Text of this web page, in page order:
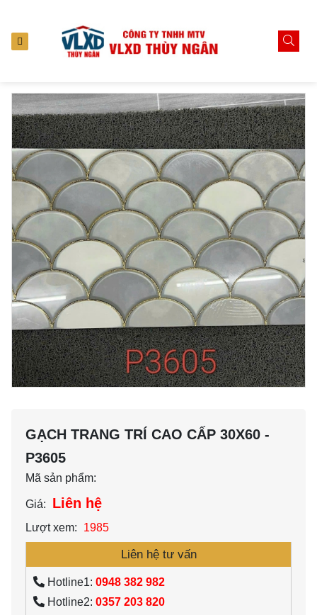
GẠCH TRANG TRÍ CAO CẤP 30X60 -
P3605
Mã sản phẩm:
Giá: Liên hệ
Lượt xem: 1985
Liên hệ tư vấn
Hotline1: 0948 382 982
Hotline2: 0357 203 820